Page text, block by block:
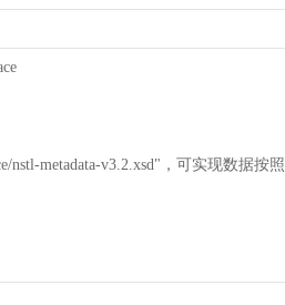
nstl-metadata-v3.2.xsd"，可实现数据按照